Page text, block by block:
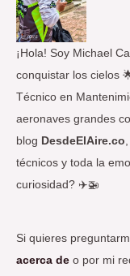
r
:
¡Hola! Soy Michael
conquistar los cielos
Técnico en
aeronaves grandes
blog DesdeElAire.co
técnicos y toda la
curiosidad? ✈️🚁
Si quieres
acerca de o por mi